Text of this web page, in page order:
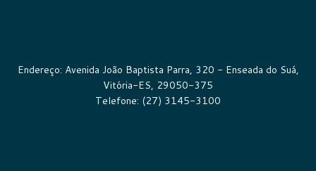
Endereço: Avenida João Baptista Parra, 320 - Enseada do Suá,
Vitória-ES, 29050-375
Telefone: (27) 3145-3100